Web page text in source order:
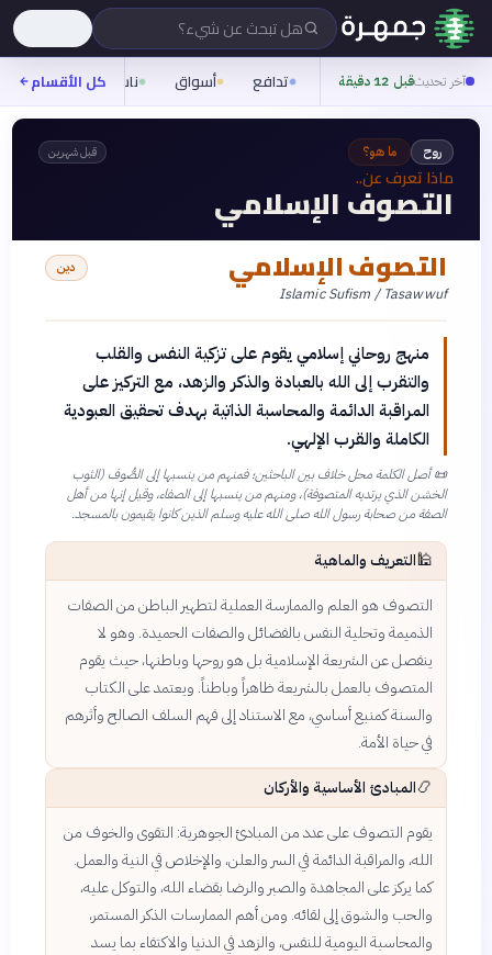
هل تبحث عن شيء؟
آخر تحديثقبل 12 دقيقة تدافع أسواق ناس روح
كل الأقسام
روح ما هو؟ قبل شهرين
ماذا تعرف عن..
التصوف الإسلامي
التصوف الإسلامي
Islamic Sufism / Tasawwuf
دين
منهج روحاني إسلامي يقوم على تزكية النفس والقلب
والتقرب إلى الله بالعبادة والذكر والزهد، مع التركيز على
المراقبة الدائمة والمحاسبة الذاتية بهدف تحقيق العبودية
الكاملة والقرب الإلهي.
📜أصل الكلمة محل خلاف بين الباحثين؛ فمنهم من ينسبها إلى الصُّوف (الثوب
الخشن الذي يرتديه المتصوفة)، ومنهم من ينسبها إلى الصفاء، وقيل إنها من أهل
الصفة من صحابة رسول الله صلى الله عليه وسلم الذين كانوا يقيمون بالمسجد.
🕌التعريف والماهية
التصوف هو العلم والممارسة العملية لتطهير الباطن من الصفات
الذميمة وتحلية النفس بالفضائل والصفات الحميدة. وهو لا
ينفصل عن الشريعة الإسلامية بل هو روحها وباطنها، حيث يقوم
المتصوف بالعمل بالشريعة ظاهراً وباطناً. ويعتمد على الكتاب
والسنة كمنبع أساسي، مع الاستناد إلى فهم السلف الصالح وأثرهم
في حياة الأمة.
📿المبادئ الأساسية والأركان
يقوم التصوف على عدد من المبادئ الجوهرية: التقوى والخوف من
الله، والمراقبة الدائمة في السر والعلن، والإخلاص في النية والعمل.
كما يركز على المجاهدة والصبر والرضا بقضاء الله، والتوكل عليه،
والحب والشوق إلى لقائه. ومن أهم الممارسات الذكر المستمر،
والمحاسبة اليومية للنفس، والزهد في الدنيا والاكتفاء بما يسد